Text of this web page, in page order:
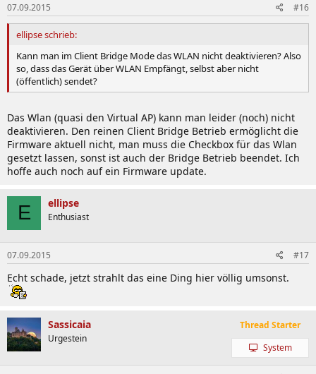
07.09.2015 #16
ellipse schrieb:
Kann man im Client Bridge Mode das WLAN nicht deaktivieren? Also
so, dass das Gerät über WLAN Empfängt, selbst aber nicht
(öffentlich) sendet?
Das Wlan (quasi den Virtual AP) kann man leider (noch) nicht
deaktivieren. Den reinen Client Bridge Betrieb ermöglicht die
Firmware aktuell nicht, man muss die Checkbox für das Wlan
gesetzt lassen, sonst ist auch der Bridge Betrieb beendet. Ich
hoffe auch noch auf ein Firmware update.
E ellipse
Enthusiast
07.09.2015 #17
Echt schade, jetzt strahlt das eine Ding hier völlig umsonst.
Sassicaia
Urgestein
Thread Starter
System